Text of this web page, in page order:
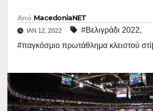
Από MacedoniaNET
ΙΑΝ 12, 2022 #Βελιγράδι 2022,
#παγκόσμιο πρωτάθλημα κλειστού